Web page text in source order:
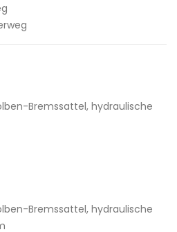
Bremssattel, hydraulische
Bremssattel, hydraulische